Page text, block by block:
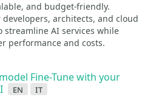
and budget-friendly.
architects, and cloud
streamline AI services while
performance and costs.
Fine-Tune with your
en it